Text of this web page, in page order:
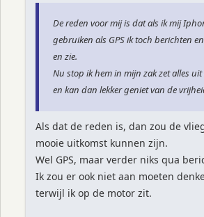
De reden voor mij is dat als ik mij
gebruiken als GPS ik toch berichten
en zie.
Nu stop ik hem in mijn zak zet alles
en kan dan lekker geniet van de
Als dat de reden is, dan zou de
mooie uitkomst kunnen zijn.
Wel GPS, maar verder niks qua
Ik zou er ook niet aan moeten
terwijl ik op de motor zit.